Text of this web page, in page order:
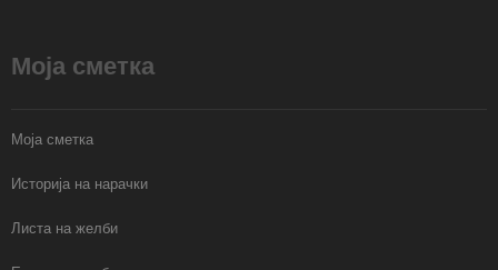
Моја сметка
Моја сметка
Историја на нарачки
Листа на желби